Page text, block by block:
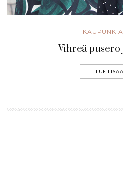
Vihreä
LUE LISÄÄ